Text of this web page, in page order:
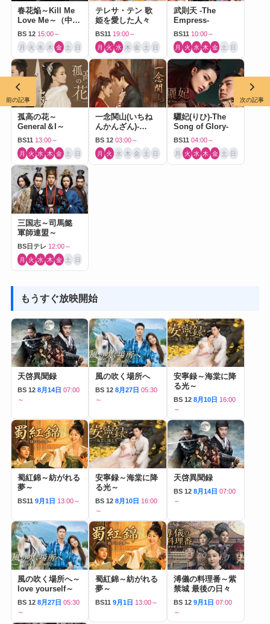
春花焔～Kill Me
Love Me～（中国
ドラマ）
BS 12 15:00～
月 火 水 木 金 土 日
テレサ・テン 歌
姫を愛した人々
BS11 19:00～
月 火 水 木 金 土 日
武則天 -The
Empress-
BS11 10:00～
月 火 水 木 金 土 日
孤高の花～
General＆I～
BS11 13:00～
月 火 水 木 金 土 日
一念関山(いちね
んかんざん)-
Journey to Love-
BS 12 03:00～
月 火 水 木 金 土 日
驪妃(りひ)-The
Song of Glory-
BS11 04:00～
月 火 水 木 金 土 日
三国志～司馬懿
軍師連盟～
BS日テレ 12:00～
月 火 水 木 金 土 日
もうすぐ放映開始
天啓異聞録
BS 12 8月14日 07:00
～
風の吹く場所へ
BS 12 8月27日 05:30
～
安寧録～海棠に降
る光～
BS 12 8月10日 16:00
～
蜀紅錦～紡がれる
夢～
BS11 9月1日 13:00～
安寧録～海棠に降
る光～
BS 12 8月10日 16:00
～
天啓異聞録
BS 12 8月14日 07:00
～
風の吹く場所へ～
love yourself～
BS 12 8月27日 05:30
～
蜀紅錦～紡がれる
夢～
BS11 9月1日 13:00～
溥儀の料理番～紫
禁城 最後の日々
BS 12 9月1日 07:00
～
前の記事 次の記事